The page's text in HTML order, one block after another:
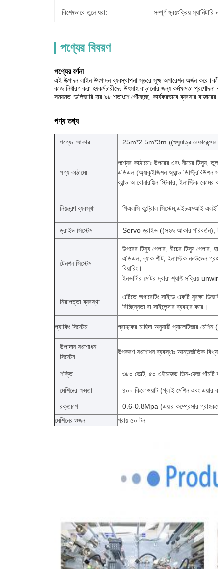
বিশেষভাবে তুলে ধরা: সম্পূর্ণ স্বয়ংক্রিয় স্যানিটারি
পণ্যের বিবরণ
পণ্যের বর্ণনা
এই উত্পাদন লাইন উৎপাদন ব্যবস্থাপনা স্তরে সূক্ষ্ম অপারেশন অর্জন
কাজ নির্ধারণ করা হয়কর্মচারীদের উৎসাহ বাড়ানোর জন্য কর্মক্ষমতা
সময়মত ডেলিভারি হার ৯৮ শতাংশে পৌঁছেছে, কার্যকরভাবে ব্যবসার
পণ্য তথ্য
পণ্যের আকার 25m*2.5m*3m ((শুধুমাত্র
পণ্য কাঠামো
পণ্যের কাঠামোঃ উপরের এবং নীচের টিস্যু,
এডিএল (অ্যাকুইজিশন অ্যান্ড
ব্যান্ড অ বোনারঙিন স্টিকার, ইলাস্টিক কোমর
নিয়ন্ত্রণ ব্যবস্থা পিএলসি কন্ট্রোল সিস্টেম,এইচএমআই
ড্রাইভ সিস্টেম Servo ড্রাইভ ((সহজ আকার পরিবর্তন),
টেনশন সিস্টেম
উপরের টিস্যু পেপার, নীচের টিস্যু
এডিএল, ব্যাক শীট, ইলাস্টিক ননউভেন
বিয়ারিং।
ইনভার্টার মোটর দ্বারা শ্যাফ্ট সক্রিয়
নিরাপত্তা ব্যবস্থা
এটিতে অপারেটিং সাইডে একটি সুরক্ষা
বিচ্ছিন্নতা বা সাইলেন্সার ব্যবহার করে।
প্যাকিং সিস্টেম গ্রাহকের চাহিদা অনুযায়ী প্যালেটিজার
উপাদান সংশোধন
সিস্টেম
উপকরণ সংশোধন ব্যবস্থাঃ আন্তর্জাতিক
শক্তি ৩৮০ ভোল্ট, ৫০ এইচজেড তিন-ফেজ পাঁচটি
মেশিনের ক্ষমতা ৪০০ কিলোওয়াট (গ্লাই মেশিন এবং এয়ার
রক্তচাপ
0.6-0.8Mpa (এয়ার কম্প্রেসার
মেশিনের ওজন
প্রায় ৫০ টন